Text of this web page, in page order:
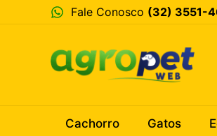
Fale Conosco (32) 3551-
Cachorro Gatos